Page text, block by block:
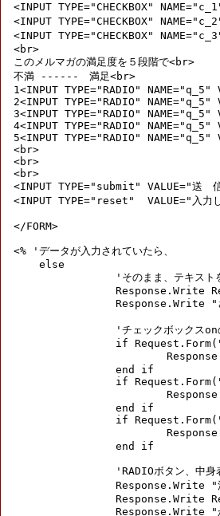
<INPUT TYPE="CHECKBOX"
<INPUT TYPE="CHECKBOX"
<INPUT TYPE="CHECKBOX"
<br>
このメルマガの満足度を５段階で<br>
不満 ------　満足<br>
1<INPUT TYPE="RADIO" NAME="q_5"
2<INPUT TYPE="RADIO" NAME="q_5"
3<INPUT TYPE="RADIO" NAME="q_5"
4<INPUT TYPE="RADIO" NAME="q_5"
5<INPUT TYPE="RADIO" NAME="q_5"
<br>
<br>
<br>
<INPUT TYPE="submit" VALUE="送　
<INPUT TYPE="reset"  VALUE="入力
</FORM>
<% 'データが入力されていたら、
    else